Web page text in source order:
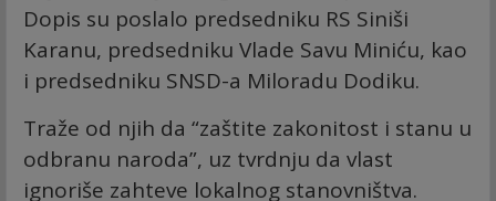
Dopis su poslalo predsedniku RS Siniši
Karanu, predsedniku Vlade Savu Miniću, kao
i predsedniku SNSD-a Miloradu Dodiku.
Traže od njih da “zaštite zakonitost i stanu u
odbranu naroda”, uz tvrdnju da vlast
ignoriše zahteve lokalnog stanovništva.